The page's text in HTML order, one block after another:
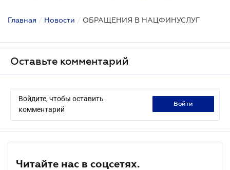
Главная / Новости / ОБРАЩЕНИЯ В НАЦФИНУСЛУГ
Оставьте комментарий
Войдите, чтобы оставить
комментарий
войти
Читайте нас в соцсетях.